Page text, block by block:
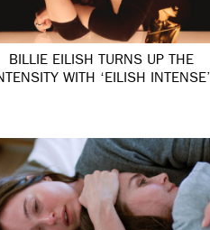
BILLIE EILISH TURNS UP THE
WITH ‘EILISH INTENSE’